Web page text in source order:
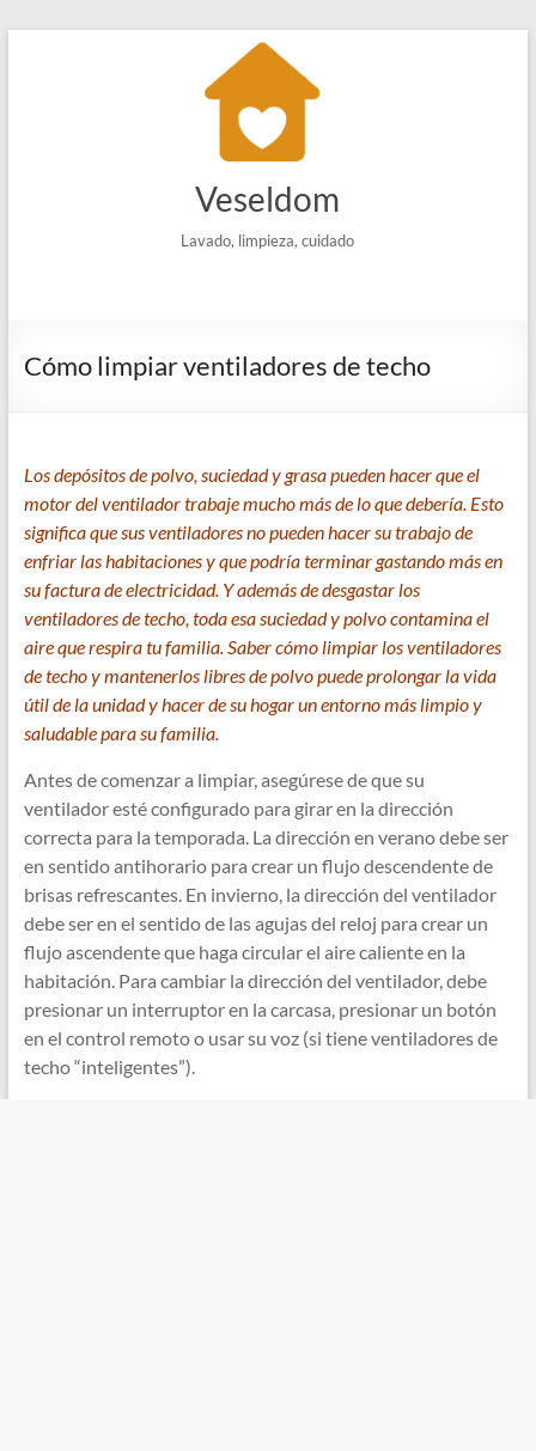
Veseldom
Lavado, limpieza, cuidado
Cómo limpiar ventiladores de techo
Los depósitos de polvo, suciedad y grasa pueden hacer que el
motor del ventilador trabaje mucho más de lo que debería. Esto
significa que sus ventiladores no pueden hacer su trabajo de
enfriar las habitaciones y que podría terminar gastando más en
su factura de electricidad. Y además de desgastar los
ventiladores de techo, toda esa suciedad y polvo contamina el
aire que respira tu familia. Saber cómo limpiar los ventiladores
de techo y mantenerlos libres de polvo puede prolongar la vida
útil de la unidad y hacer de su hogar un entorno más limpio y
saludable para su familia.
Antes de comenzar a limpiar, asegúrese de que su
ventilador esté configurado para girar en la dirección
correcta para la temporada. La dirección en verano debe ser
en sentido antihorario para crear un flujo descendente de
brisas refrescantes. En invierno, la dirección del ventilador
debe ser en el sentido de las agujas del reloj para crear un
flujo ascendente que haga circular el aire caliente en la
habitación. Para cambiar la dirección del ventilador, debe
presionar un interruptor en la carcasa, presionar un botón
en el control remoto o usar su voz (si tiene ventiladores de
techo “inteligentes”).